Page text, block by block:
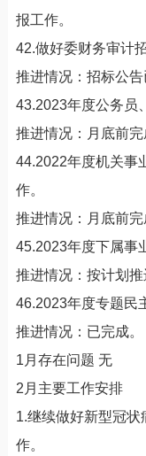
报工作。
42.做好委财务审计
推进情况：招标公告
43.2023年度公务员
推进情况：月底前完
44.2022年度机关事
作。
推进情况：月底前完
45.2023年度下属事
推进情况：按计划推
46.2023年度专题民
推进情况：已完成。
1月存在问题 无
2月主要工作安排
1.继续做好新型冠
作。